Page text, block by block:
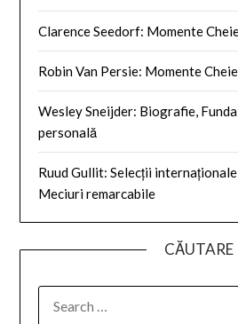
Clarence Seedorf: Momente
Robin Van Persie: Momente
Wesley Sneijder: Biografie,
personală
Ruud Gullit: Selecții
Meciuri remarcabile
CĂUTARE
FOR: